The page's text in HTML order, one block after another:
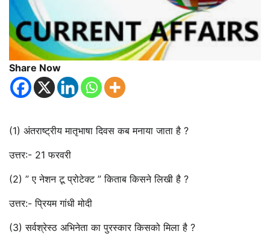
Share Now
(1) अंतराष्ट्रीय मातृभाषा दिवस कब मनाया जाता है ?
उत्तर:- 21 फरवरी
(2) ” ए नेशन टू प्रोटेक्ट ” किताब किसने लिखी है ?
उत्तर:- प्रियम गांधी मोदी
(3) सर्वश्रेस्ठ अभिनेता का पुरस्कार किसको मिला है ?